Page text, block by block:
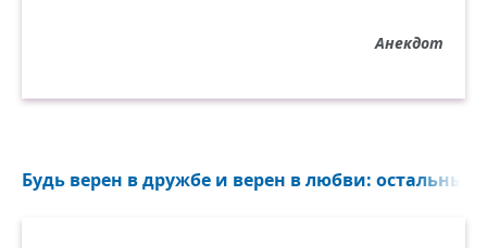
Анекдот
Будь верен в дружбе и верен в любви: